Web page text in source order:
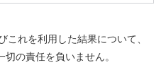
れを利用した結果について、
の責任を負いません。